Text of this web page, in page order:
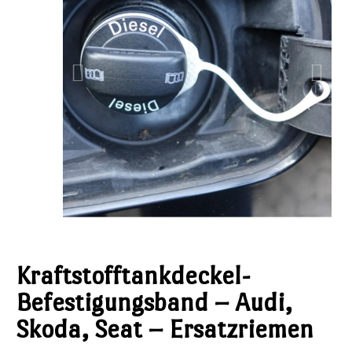
Kraftstofftankdeckel-
Befestigungsband – Audi,
Skoda, Seat – Ersatzriemen